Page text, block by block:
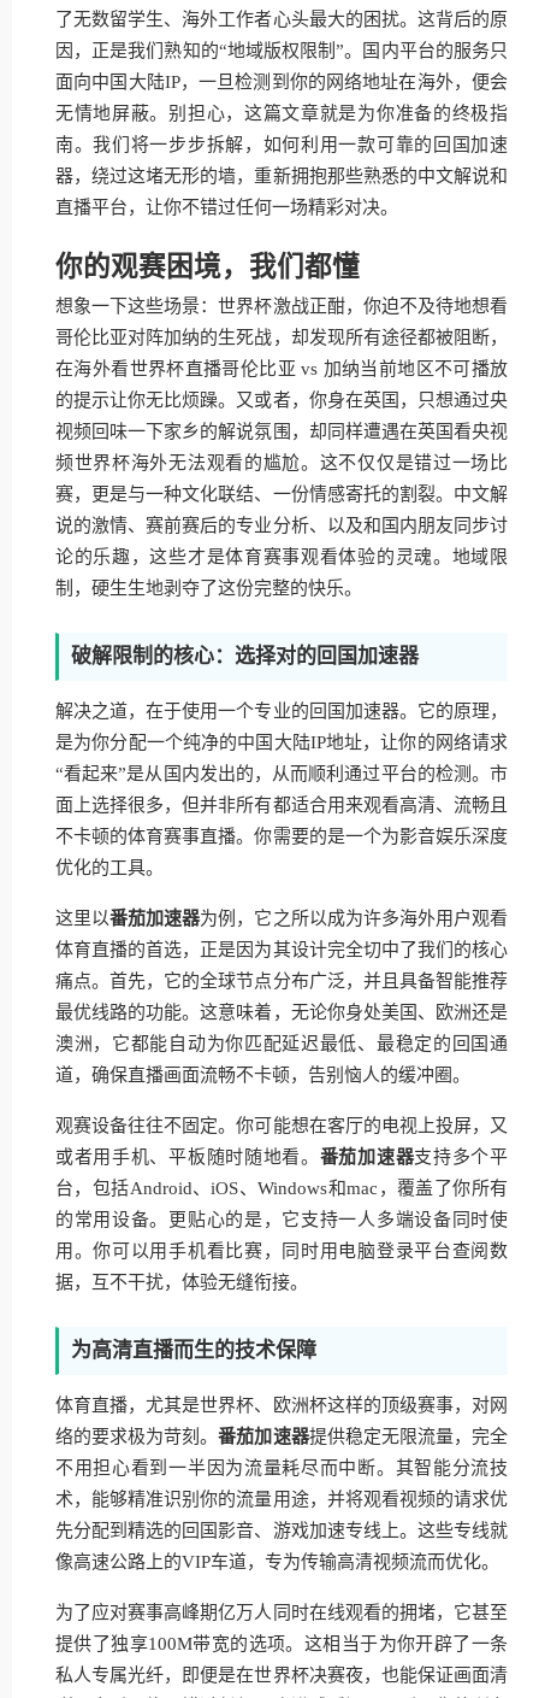
了无数留学生、海外工作者心头最大的困扰。这背后的原
因，正是我们熟知的“地域版权限制”。国内平台的服务只
面向中国大陆IP，一旦检测到你的网络地址在海外，便会
无情地屏蔽。别担心，这篇文章就是为你准备的终极指
南。我们将一步步拆解，如何利用一款可靠的回国加速
器，绕过这堵无形的墙，重新拥抱那些熟悉的中文解说和
直播平台，让你不错过任何一场精彩对决。
你的观赛困境，我们都懂
想象一下这些场景：世界杯激战正酣，你迫不及待地想看
哥伦比亚对阵加纳的生死战，却发现所有途径都被阻断，
在海外看世界杯直播哥伦比亚 vs 加纳当前地区不可播放
的提示让你无比烦躁。又或者，你身在英国，只想通过央
视频回味一下家乡的解说氛围，却同样遭遇在英国看央视
频世界杯海外无法观看的尴尬。这不仅仅是错过一场比
赛，更是与一种文化联结、一份情感寄托的割裂。中文解
说的激情、赛前赛后的专业分析、以及和国内朋友同步讨
论的乐趣，这些才是体育赛事观看体验的灵魂。地域限
制，硬生生地剥夺了这份完整的快乐。
破解限制的核心：选择对的回国加速器
解决之道，在于使用一个专业的回国加速器。它的原理，
是为你分配一个纯净的中国大陆IP地址，让你的网络请求
“看起来”是从国内发出的，从而顺利通过平台的检测。市
面上选择很多，但并非所有都适合用来观看高清、流畅且
不卡顿的体育赛事直播。你需要的是一个为影音娱乐深度
优化的工具。
这里以番茄加速器为例，它之所以成为许多海外用户观看
体育直播的首选，正是因为其设计完全切中了我们的核心
痛点。首先，它的全球节点分布广泛，并且具备智能推荐
最优线路的功能。这意味着，无论你身处美国、欧洲还是
澳洲，它都能自动为你匹配延迟最低、最稳定的回国通
道，确保直播画面流畅不卡顿，告别恼人的缓冲圈。
观赛设备往往不固定。你可能想在客厅的电视上投屏，又
或者用手机、平板随时随地看。 番茄加速器支持多个平
台，包括Android、iOS、Windows和mac，覆盖了你所有
的常用设备。更贴心的是，它支持一人多端设备同时使
用。你可以用手机看比赛，同时用电脑登录平台查阅数
据，互不干扰，体验无缝衔接。
为高清直播而生的技术保障
体育直播，尤其是世界杯、欧洲杯这样的顶级赛事，对网
络的要求极为苛刻。番茄加速器提供稳定无限流量，完全
不用担心看到一半因为流量耗尽而中断。其智能分流技
术，能够精准识别你的流量用途，并将观看视频的请求优
先分配到精选的回国影音、游戏加速专线上。这些专线就
像高速公路上的VIP车道，专为传输高清视频流而优化。
为了应对赛事高峰期亿万人同时在线观看的拥堵，它甚至
提供了独享100M带宽的选项。这相当于为你开辟了一条
私人专属光纤，即便是在世界杯决赛夜，也能保证画面清